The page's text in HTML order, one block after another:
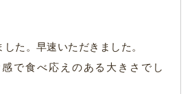
た。早速いただきました。
で食べ応えのある大きさでし